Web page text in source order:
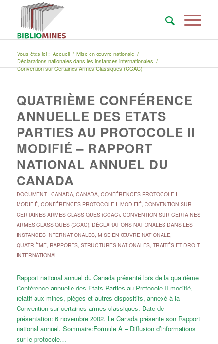
Vous êtes ici : Accueil / Mise en œuvre nationale /
Déclarations nationales dans les instances internationales /
Convention sur Certaines Armes Classiques (CCAC)
QUATRIÈME CONFÉRENCE
ANNUELLE DES ETATS
PARTIES AU PROTOCOLE II
MODIFIÉ – RAPPORT
NATIONAL ANNUEL DU
CANADA
DOCUMENT- CANADA, CANADA, CONFÉRENCES PROTOCOLE II
MODIFIÉ, CONFÉRENCES PROTOCOLE II MODIFIÉ, CONVENTION SUR
CERTAINES ARMES CLASSIQUES (CCAC), CONVENTION SUR CERTAINES
ARMES CLASSIQUES (CCAC), DÉCLARATIONS NATIONALES DANS LES
INSTANCES INTERNATIONALES, MISE EN ŒUVRE NATIONALE,
QUATRIÈME, RAPPORTS, STRUCTURES NATIONALES, TRAITÉS ET DROIT
INTERNATIONAL
Rapport national annuel du Canada présenté lors de la quatrième
Conférence annuelle des Etats Parties au Protocole II modifié,
relatif aux mines, pièges et autres dispositifs, annexé à la
Convention sur certaines armes classiques. Date de
présentation: 6 novembre 2002. Le Canada présente son Rapport
national annuel. Sommaire:Formule A – Diffusion d’informations
sur le protocole…